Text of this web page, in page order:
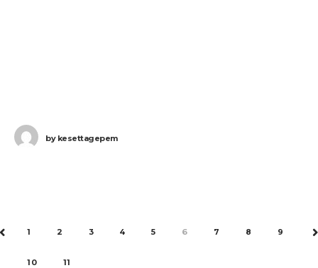
bykesettagepem
PREV1 2 3 4 5 6 7 8 9
10 11